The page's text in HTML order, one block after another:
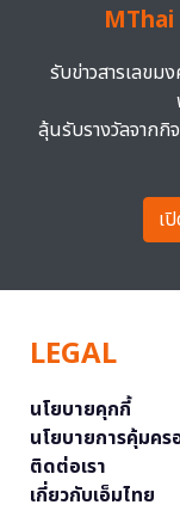
MThai
รับข่าวสารเลขม
ลุ้นรับรางวัลจากกิ
เ
LEGAL
นโยบายคุกกี้
นโยบายการคุ้มค
ติดต่อเรา
เกี่ยวกับเอ็มไทย